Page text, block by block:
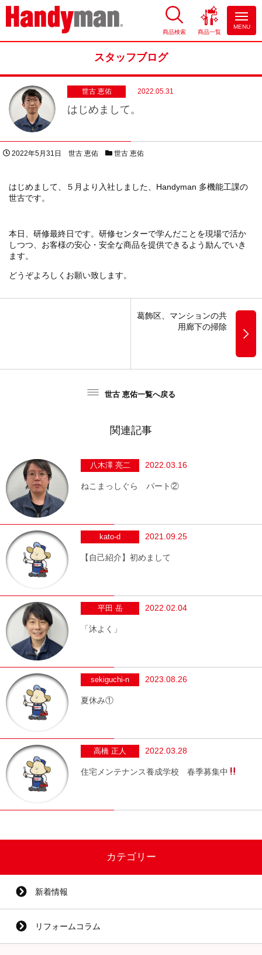
お風呂やキッチンのリフォーム
商品検索 商品一覧
MENU
スタッフブログ
世古 恵佑 2022.05.31
はじめまして。
投稿日
2022年5月31日 著者
世古 恵佑 スタッフブログカテゴリー
世古 恵佑
はじめまして、５月より入社しました、Handyman 多機能工課の
世古です。
本日、研修最終日です。研修センターで学んだことを現場で活か
しつつ、お客様の安心・安全な商品を提供できるよう励んでいき
ます。
どうぞよろしくお願い致します。
葛飾区、マンションの共
用廊下の掃除
世古 恵佑一覧へ戻る
関連記事
八木澤 亮二 2022.03.16
ねこまっしぐら パート②
kato-d 2021.09.25
【自己紹介】初めまして
平田 岳 2022.02.04
「沐よく」
sekiguchi-n 2023.08.26
夏休み①
高橋 正人 2022.03.28
住宅メンテナンス養成学校 春季募集中
カテゴリー
新着情報
リフォームコラム